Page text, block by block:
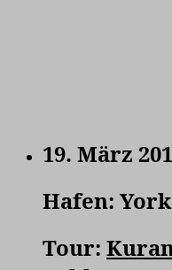
19. März
Hafen:
Tour: